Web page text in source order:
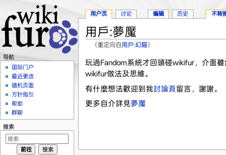
用戶:夢魘
（重定向自用戶:幻貓）
玩過Fandom系統才回頭碰wikifur，介面
wikifur做法及思維。
有什麼想法歡迎到我討論頁留言，謝謝。
更多自介詳見夢魘
用户页 讨论 编辑 历史 不转
导航
国际门户
最近更改
随机页面
方针指引
帮助
群聊
搜索